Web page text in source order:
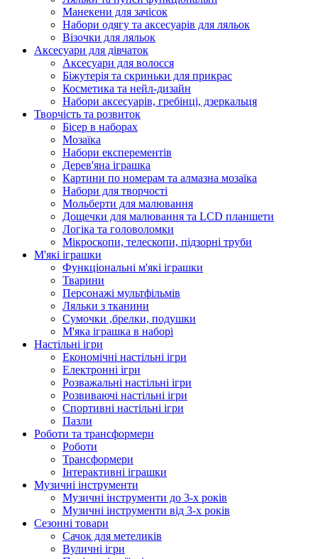
Манекени для зачісок
Набори одягу та аксесуарів для ляльок
Візочки для ляльок
Аксесуари для дівчаток
Аксесуари для волосся
Біжутерія та скриньки для прикрас
Косметика та нейл-дизайн
Набори аксесуарів, гребінці, дзеркальця
Творчість та розвиток
Бісер в наборах
Мозаїка
Набори експерементів
Дерев'яна іграшка
Картини по номерам та алмазна мозаїка
Набори для творчості
Мольберти для малювання
Дощечки для малювання та LCD планшети
Логіка та головоломки
Мікроскопи, телескопи, підзорні труби
М'які іграшки
Функціональні м'які іграшки
Тварини
Персонажі мультфільмів
Ляльки з тканини
Сумочки ,брелки, подушки
М'яка іграшка в наборі
Настільні ігри
Економічні настільні ігри
Електронні ігри
Розважальні настільні ігри
Розвиваючі настільні ігри
Спортивні настільні ігри
Пазли
Роботи та трансформери
Роботи
Трансформери
Інтерактивні іграшки
Музичні інструменти
Музичні інструменти до 3-х років
Музичні інструменти від 3-х років
Сезонні товари
Сачок для метеликів
Вуличні ігри